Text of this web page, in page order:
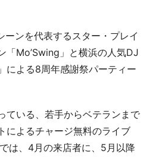
ンを代表するスター・プレイ
「Mo’Swing」と横浜の人気DJ
による8周年感謝祭パーティー
ている、若手からベテランまで
によるチャージ無料のライブ
は、4月の来店者に、5月以降